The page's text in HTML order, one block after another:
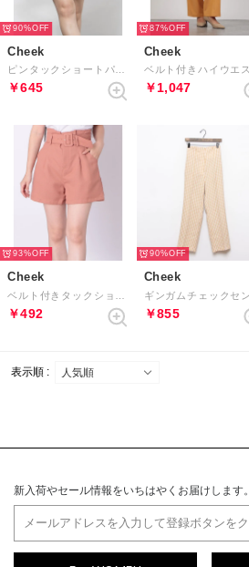
90%
Cheek
￥645
87%
Cheek
￥1,047
93%
Cheek
￥492
90%
Cheek
￥855
表示順 :
新入荷やセール情報をいちはやくお届けします。